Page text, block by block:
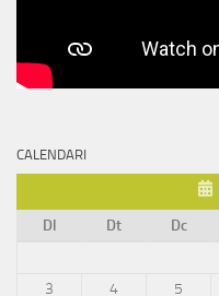
CALENDARI
Dl
Dt Dc
3
4 5